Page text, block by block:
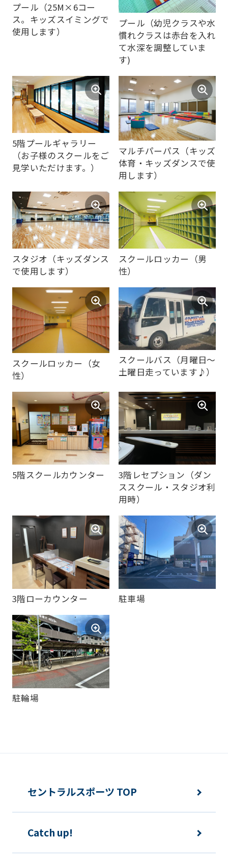
プール（25M×6コー
ス。キッズスイミングで
使用します）
プール（幼児クラスや水
慣れクラスは赤台を入れ
て水深を調整していま
す)
5階プールギャラリー
（お子様のスクールをご
見学いただけます。）
マルチパーパス（キッズ
体育・キッズダンスで使
用します）
スタジオ（キッズダンス
で使用します）
スクールロッカー（男
性）
スクールロッカー（女
性）
スクールバス（月曜日～
土曜日走っています♪）
5階スクールカウンター
3階レセプション（ダン
ススクール・スタジオ利
用時）
3階ローカウンター 駐車場
駐輪場
Central
Sports
official
website
is
automatically
translated
into
English.
Click
the
link
below
(start
automatic
translation)
to
return
to
the
top
page.
However,
if
you
use
an
automatic
translation
service,
the
Japanese
version
of
this
website
will
The
translation
セントラルスポーツ TOP
Catch up!